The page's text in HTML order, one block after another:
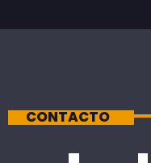
CONTACTO